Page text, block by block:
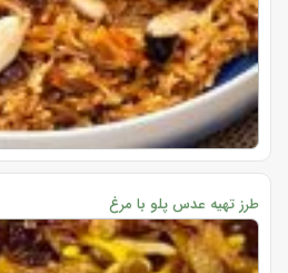
طرز تهیه عدس پلو با مرغ